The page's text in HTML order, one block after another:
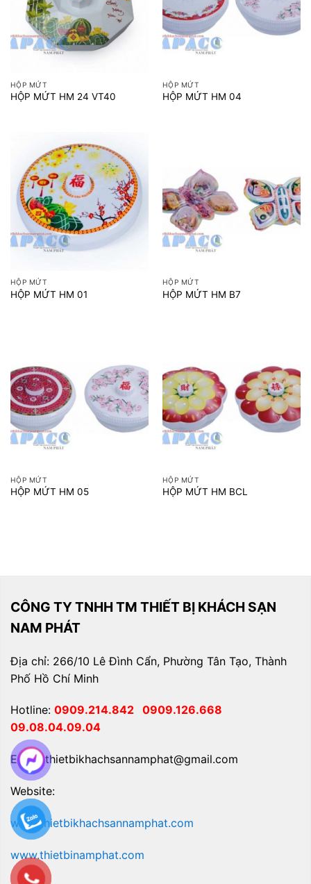
HỘP MỨT
HỘP MỨT HM 24 VT40
HỘP MỨT
HỘP MỨT HM 04
HỘP MỨT
HỘP MỨT HM 01
HỘP MỨT
HỘP MỨT HM B7
HỘP MỨT
HỘP MỨT HM 05
HỘP MỨT
HỘP MỨT HM BCL
CÔNG TY TNHH TM THIẾT BỊ KHÁCH SẠN
NAM PHÁT
Địa chỉ: 266/10 Lê Đình Cẩn, Phường Tân Tạo, Thành
Phố Hồ Chí Minh
Hotline: 0909.214.842 0909.126.668
09.08.04.09.04
Email: thietbikhachsannamphat@gmail.com
Website:
www.thietbikhachsannamphat.com
www.thietbinamphat.com